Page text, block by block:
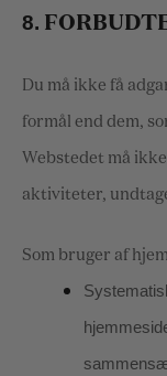
8.
Du må ikke få
formål end dem,
Webstedet må
aktiviteter,
Som bruger af